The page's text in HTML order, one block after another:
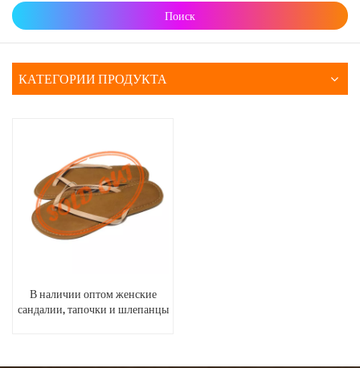
Поиск
КАТЕГОРИИ ПРОДУКТА
В наличии оптом женские
сандалии, тапочки и шлепанцы